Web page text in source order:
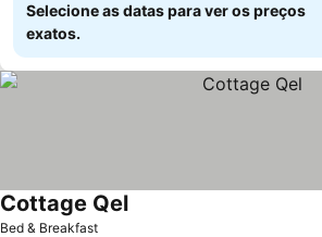
Selecione as datas para ver os preços
exatos.
Bed & Breakfast
Cottage QelVer preços